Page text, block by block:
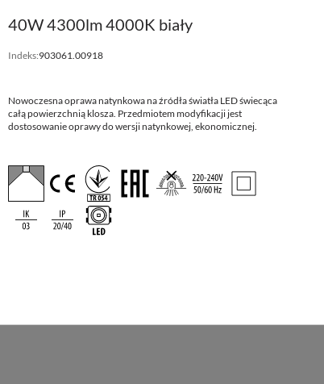
40W 4300lm 4000K biały
Indeks:903061.00918
Nowoczesna oprawa natynkowa na źródła światła LED świecąca
całą powierzchnią klosza. Przedmiotem modyfikacji jest
dostosowanie oprawy do wersji natynkowej, ekonomicznej.
montażowe
600x600 50
600x600 50 1